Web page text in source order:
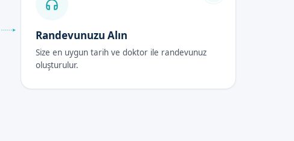
sırasında kullanılan
Randevunuzu Alın
Size en uygun tarih ve doktor ile randevunuz
oluşturulur.